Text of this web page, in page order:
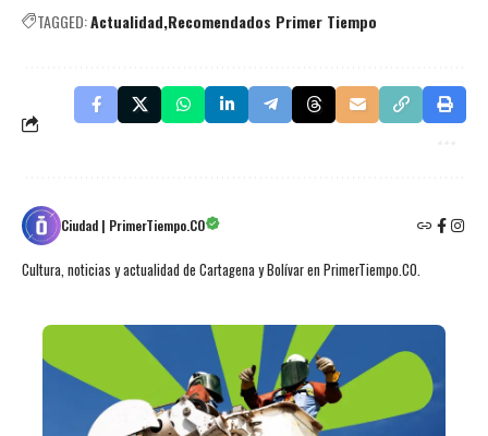
TAGGED:Actualidad Recomendados Primer Tiempo
Ciudad | PrimerTiempo.CO
Cultura, noticias y actualidad de Cartagena y Bolívar en PrimerTiempo.CO.